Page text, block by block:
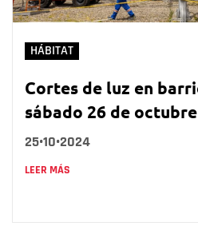
HÁBITAT
Cortes de luz en
sábado 26 de
25•10•2024
LEER MÁS